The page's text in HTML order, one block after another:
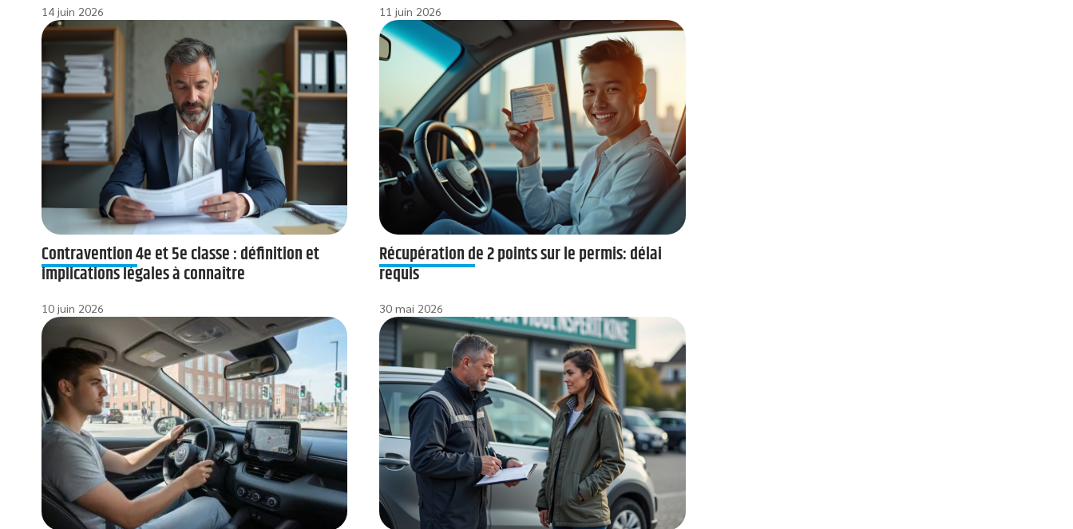
14 juin 2026 11 juin 2026
Contravention 4e et 5e classe : définition et
implications légales à connaître
10 juin 2026
Récupération de 2 points sur le permis: délai
requis
30 mai 2026